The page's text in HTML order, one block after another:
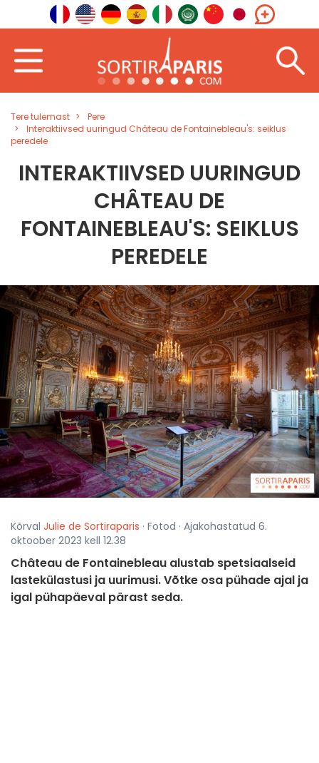
Tere tulemast
Pere
Interaktiivsed uuringud Château de Fontainebleau's: seiklus
peredele
INTERAKTIIVSED UURINGUD
CHÂTEAU DE
FONTAINEBLEAU'S: SEIKLUS
PEREDELE
Kõrval Julie de Sortiraparis · Fotod · Ajakohastatud 6.
oktoober 2023 kell 12.38
Château de Fontainebleau alustab spetsiaalseid
lastekülastusi ja uurimusi. Võtke osa pühade ajal ja
igal pühapäeval pärast seda.